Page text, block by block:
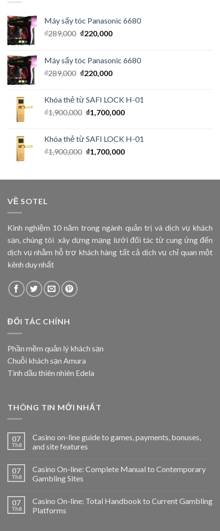
Máy sấy tóc Panasonic 6680
₫289,000 ₫220,000
Máy sấy tóc Panasonic 6680
₫289,000 ₫220,000
Khóa thẻ từ SAFI LOCK H-01
₫1,900,000 ₫1,700,000
Khóa thẻ từ SAFI LOCK H-01
₫1,900,000 ₫1,700,000
VỀ SOTEL
Kinh nghiệm 10 năm trong ngành quản trị và dịch vụ khách
sạn, chúng tôi xây dựng mạng lưới đối tác từ cung ứng đến
dịch vụ nhằm hỗ trợ khách hàng tất cả dịch vụ chỉ quan một
kênh duy nhất
ĐỐI TÁC CHÍNH
Phần mềm quản lý khách sạn
Chuỗi khách sạn Amura
Tinh dầu thiên nhiên Edela
THÔNG TIN MỚI NHẤT
07
Th8
Casino on-line guide to games, payments, bonuses,
and site features
07
Th8
Casino On-line: Complete Manual to Contemporary
Gambling Sites
07
Th8
Casino On-line: Total Handbook to Current Gambling
Platforms